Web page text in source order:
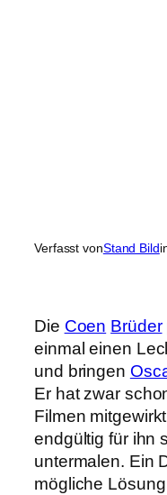
Verfasst vonStand Bild
Die Coen Brüder
einmal einen
und bringen
Er hat zwar
Filmen
endgültig für ihn
untermalen. Ein
mögliche